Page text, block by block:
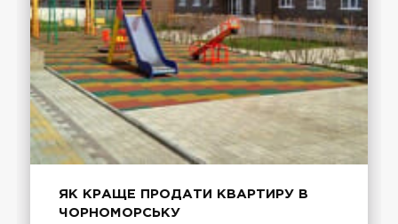
ЯК КРАЩЕ ПРОДАТИ КВАРТИРУ В
ЧОРНОМОРСЬКУ